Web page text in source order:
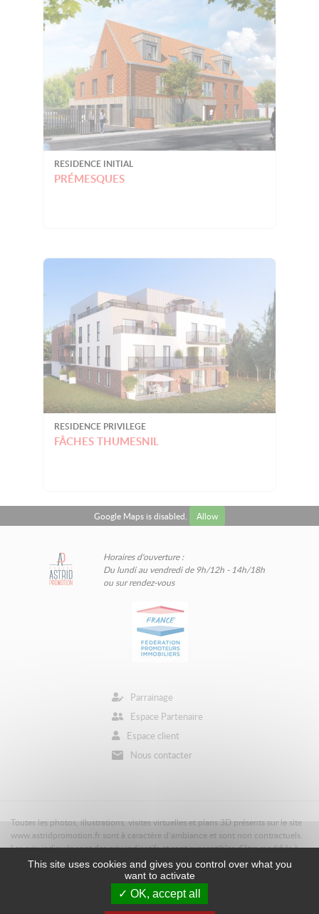
RESIDENCE INITIAL
PRÉMESQUES
RESIDENCE PRIVILEGE
FÂCHES THUMESNIL
Google Maps is disabled. Allow
Horaires d'ouverture :
Du lundi au vendredi de 9h/12h - 14h/18h
ou sur rendez-vous
Parrainage
Espace Partenaire
Espace client
Nous contacter
Toutes les photos, illustrations, visites virtuelles et plans 3D présents sur le site
www.astridpromotion.fr sont à caractère d’ambiance et sont non contractuels.
Les prix indiqués sont des prix indicatifs et sont susceptibles d'être modifiés à
tout moment.
This site uses cookies and gives you control over what you
want to activate
OK, accept all